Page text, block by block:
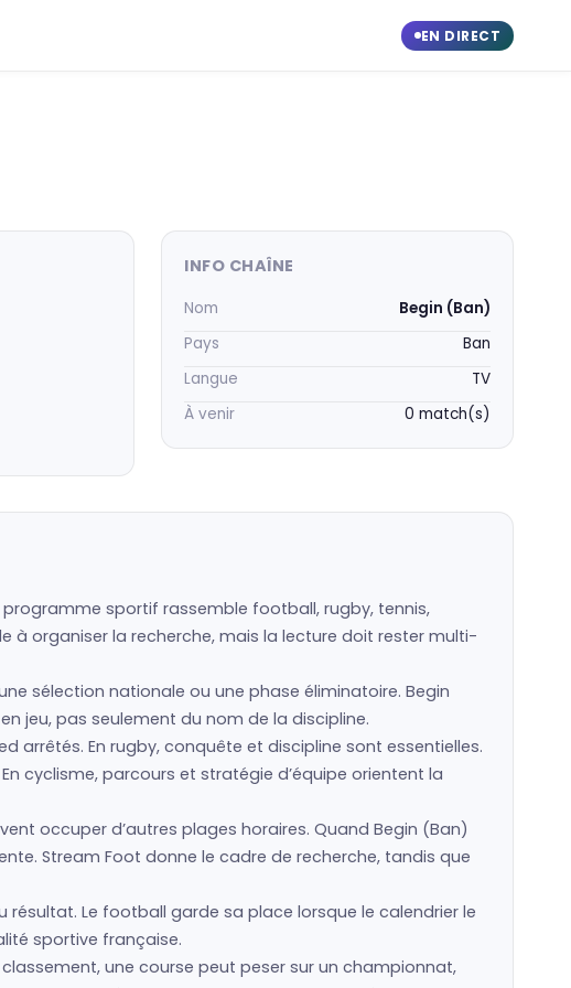
EN DIRECT
INFO CHAÎNE
Nom
Begin (Ban)
Pays
Ban
Langue
TV
À venir
0 match(s)
sportif rassemble football, rugby, tennis,
à organiser la recherche, mais la lecture doit rester multi-
sélection nationale ou une phase éliminatoire. Begin
jeu, pas seulement du nom de la discipline.
arrêtés. En rugby, conquête et discipline sont essentielles.
cyclisme, parcours et stratégie d’équipe orientent la
occuper d’autres plages horaires. Quand Begin (Ban)
Stream Foot donne le cadre de recherche, tandis que
Le football garde sa place lorsque le calendrier le
sportive française.
une course peut peser sur un championnat,